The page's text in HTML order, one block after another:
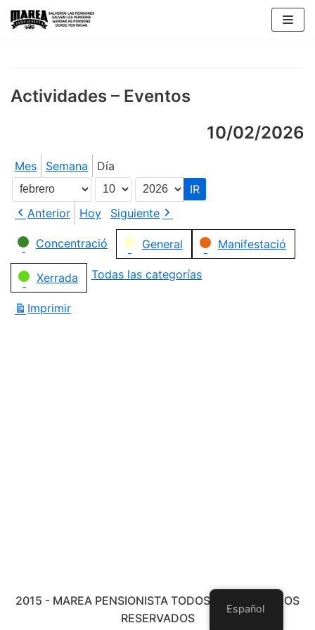
Saltar
Actividades – Eventos
10/02/2026
Mes Semana Día
Mes
Día
Año
Anterior
Hoy
Siguiente
Categorías
Concentració General Manifestació
Xerrada Todas las categorías
Imprimir
2015 - MAREA PENSIONISTA TODOS LOS DERECHOS
RESERVADOS
Español